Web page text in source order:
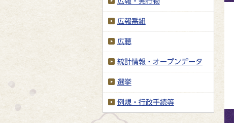
広報番組
広聴
統計情報・オープンデータ
選挙
例規・行政手続等